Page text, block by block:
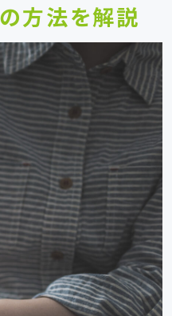
方法を解説